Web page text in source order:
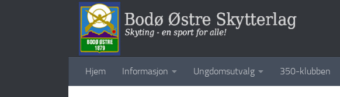
Hjem Informasjon Ungdomsutvalg 350-klubben